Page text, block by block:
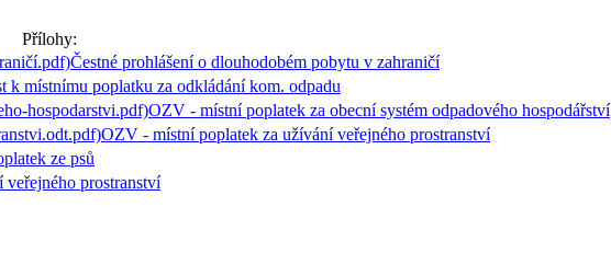
Přílohy:
Čestné prohlášení o dlouhodobém pobytu v zahraničí
k místnímu poplatku za odkládání kom. odpadu
OZV - místní poplatek za obecní systém odpadového hospodářství
OZV - místní poplatek za užívání veřejného prostranství
ze psů
prostranství